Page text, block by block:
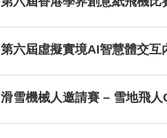
第六屆虛擬實境AI智慧體交互
滑雪機械人邀請賽 – 雪地飛人